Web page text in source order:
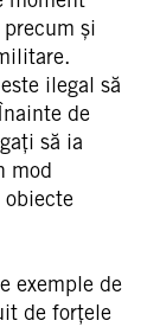
și
ilegal să
de
să ia
mod
obiecte
exemple de
de forțele